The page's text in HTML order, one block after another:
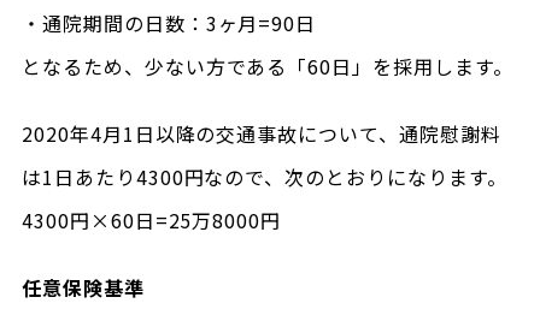
・通院期間の日数：3ヶ月=90日
となるため、少ない方である「60日」を採用します。
2020年4月1日以降の交通事故について、通院慰謝料
は1日あたり4300円なので、次のとおりになります。
4300円×60日=25万8000円
任意保険基準